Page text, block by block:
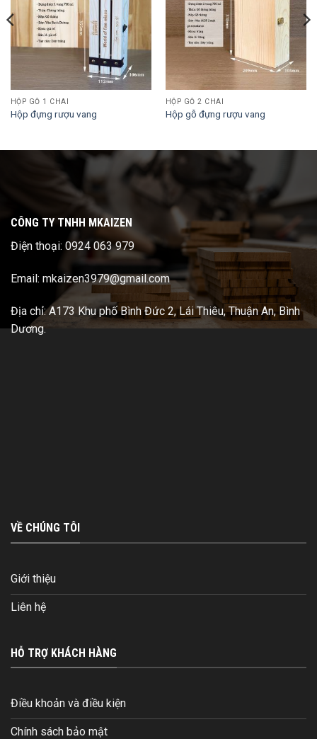
HỘP GỖ 1 CHAI
Hộp đựng rượu vang
HỘP GỖ 2 CHAI
Hộp gỗ đựng rượu vang
CÔNG TY TNHH MKAIZEN
Điện thoại: 0924 063 979
Email: mkaizen3979@gmail.com
Địa chỉ: A173 Khu phố Bình Đức 2, Lái Thiêu, Thuận An, Bình
Dương.
VỀ CHÚNG TÔI
Giới thiệu
Liên hệ
HỖ TRỢ KHÁCH HÀNG
Điều khoản và điều kiện
Chính sách bảo mật